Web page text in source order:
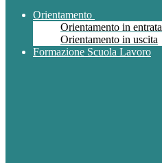
Orientamento
Orientamento in entrata
Orientamento in uscita
Formazione Scuola Lavoro